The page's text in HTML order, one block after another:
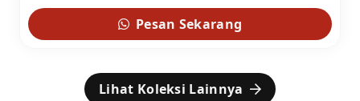
Pesan Sekarang
Lihat Koleksi Lainnya